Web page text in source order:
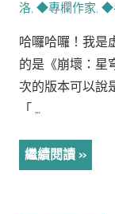
洛, ◆專欄作家, ◆
哈囉哈囉！我是
的是《崩壞：星
次的版本可以說
「 …
繼續閱讀